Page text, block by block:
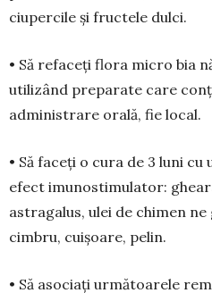
ciupercile şi fructele dulci.
• Să refaceți flora micro­ bia­
utilizând preparate care
administrare orală, fie local.
• Să faceți o cura de 3 luni
efect imunostimulator:
astragalus, ulei de chimen
cimbru, cuişoare, pelin.
• Să asociați următoarele